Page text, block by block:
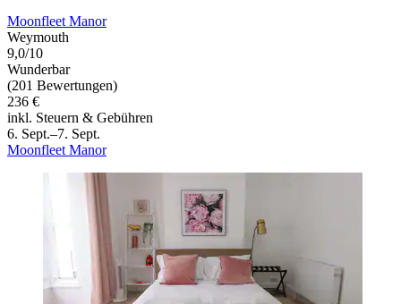
Moonfleet Manor
Weymouth
9,0/10
Wunderbar
(201 Bewertungen)
236 €
inkl. Steuern & Gebühren
6. Sept.–7. Sept.
Moonfleet Manor